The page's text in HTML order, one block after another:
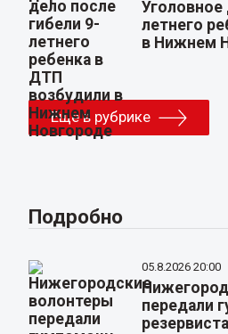
Уголовное
летнего
в Нижнем
Еще в рубрике
Подробно
05.8.2026 20:00
передали